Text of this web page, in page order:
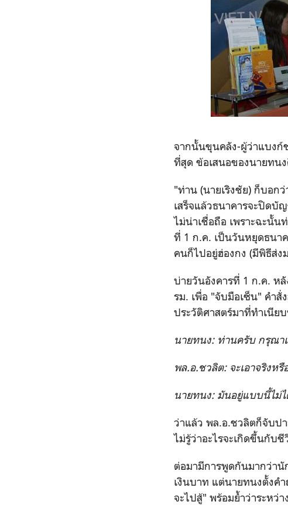
จากนั้นขุนคลัง-ผู้ว่าแบงก์
ที่สุด ข้อเสนอของนายทน
"ท่าน (นายเริงชัย) ก็บอก
เสร็จแล้วธนาคารจะปิด
ไม่น่าเชื่อถือ เพราะฉะนั้
ที่ 1 ก.ค. เป็นวันหยุดธนาค
คนก็ไปอยู่ฮ่องกง (มีพิธีส่ง
บ่ายวันอังคารที่ 1 ก.ค. ห
รม. เพื่อ "จับมือเซ็น" คำ
ประวัติศาสตร์มาที่ทำเนีย
นายทนง: ท่านครับ กรุณา
พล.อ.ชวลิต: จะเอาจริงหรื
นายทนง: มันอยู่แบบนี้ไม่
ว่าแล้ว พล.อ.ชวลิตก็จับป
ไม่รู้ว่าอะไรจะเกิดขึ้นกับ
ต่อมามีการพูดกันมากว่านั
เงินบาท แต่นายทนงตั้งคำ
จะไปสู้" พร้อมย้ำว่าระหว่